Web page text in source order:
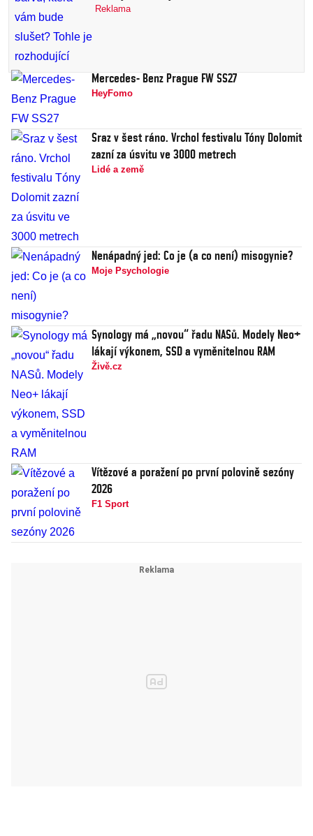
Reklama
Mercedes- Benz Prague FW SS27
HeyFomo
Sraz v šest ráno. Vrchol festivalu Tóny Dolomit
zazní za úsvitu ve 3000 metrech
Lidé a země
Nenápadný jed: Co je (a co není) misogynie?
Moje Psychologie
Synology má „novou“ řadu NASů. Modely Neo+
lákají výkonem, SSD a vyměnitelnou RAM
Živě.cz
Vítězové a poražení po první polovině sezóny
2026
F1 Sport